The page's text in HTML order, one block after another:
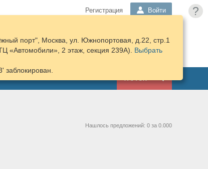
?
Регистрация Войти
КОРЗИНА
ПОДОБРАТЬ
ЗАПЧАСТИ
порт", Москва, ул. Южнопортовая, д.22, стр.1
«Автомобили», 2 этаж, секция 239А). Выбрать
Нашлось предложений: 0 за 0.000